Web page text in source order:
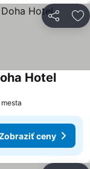
Zdieľať
Hotel
ceny